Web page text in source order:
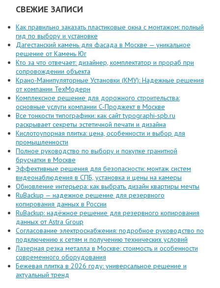
СВЕЖИЕ ЗАПИСИ
Как правильно заказать пластиковые окна с монтажом: полный
гид по выбору и установке
Дагестанский камень для фасада в Москве — уникальное
решение от Камень Юг
Кто за что отвечает: дизайнер, комплектатор и прораб при
сопровождении объекта
Крано-Манипуляторные Установки (КМУ): Надежные решения
от компании ТехМодерн
Комплексное решение для дорожного строительства:
основные услуги компании C-Проджект в Москве
Все тонкости типографики: как сайт typographi-spb.ru
раскрывает секреты эстетичной печати и дизайна
Кислотоупорная плитка: цена, особенности и выбор для
промышленности
Полное руководство по выбору и покупке гранитной
брусчатки в Москве
Эффективные решения для безопасности: монтаж систем
видеонаблюдения в СПБ, установка и цены на камеры
Обновление интерьера: как выбрать дизайн квартиры мечты
RuBackup — надежное решение для резервного
копирования данных в России
RuBackup: надёжное решение для резервного копирования
данных от Astra Group
Согласование электроснабжения: подробное руководство по
подключению к сетям и получению технических условий
Лазерная резка металла в Москве: стоимость и особенности
современного оборудования
Бежевая плитка в 2026 году: универсальное решение и
актуальный тренд